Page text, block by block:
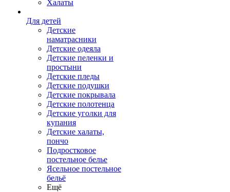
Халаты
Для детей
Детские
наматрасники
Детские одеяла
Детские пеленки и
простыни
Детские пледы
Детские подушки
Детские покрывала
Детские полотенца
Детские уголки для
купания
Детские халаты,
пончо
Подростковое
постельное белье
Ясельное постельное
бельё
Ещё